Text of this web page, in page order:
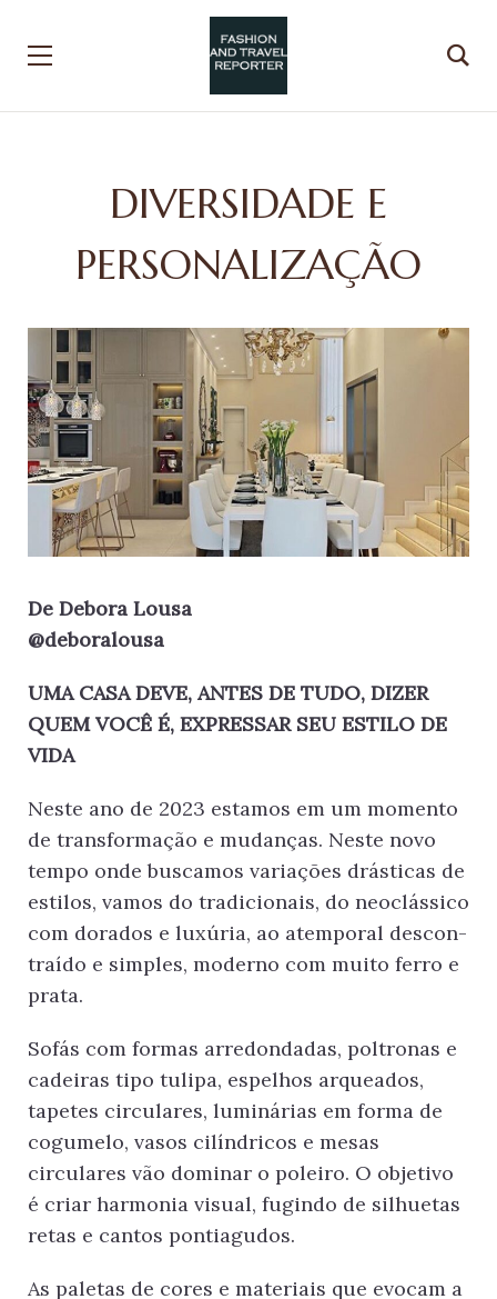
DIVERSIDADE E
PERSONALIZAÇÃO
De Debora Lousa
@deboralousa
UMA CASA DEVE, ANTES DE TUDO, DIZER
QUEM VOCÊ É, EXPRESSAR SEU ESTILO DE
VIDA
Neste ano de 2023 estamos em um momento
de transformação e mudan­ças. Neste novo
tempo onde buscamos variações drásticas de
estilos, vamos do tradicionais, do neoclássico
com do­rados e luxúria, ao atemporal descon­
traído e simples, moderno com muito ferro e
prata.
Sofás com formas arredondadas, pol­tronas e
cadeiras tipo tulipa, espelhos arqueados,
tapetes circulares, luminá­rias em forma de
cogumelo, vasos cilín­dricos e mesas
circulares vão dominar o poleiro. O objetivo
é criar harmonia visual, fugindo de silhuetas
retas e can­tos pontiagudos.
As paletas de cores e materiais que evo­cam a